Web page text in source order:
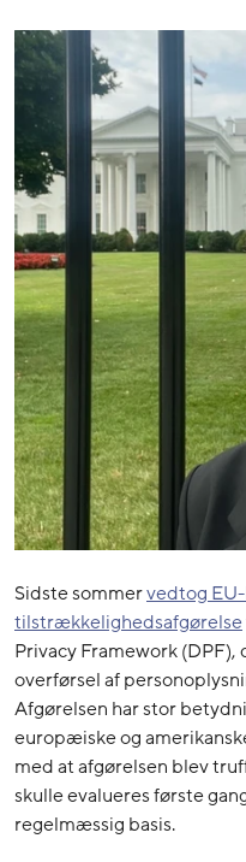
Sidste sommervedtog
tilstrækkelighedsafgørelse
Privacy Framework
overførsel af
Afgørelsen har stor
europæiske og
med at afgørelsen blev
skulle evalueres første
regelmæssig basis.